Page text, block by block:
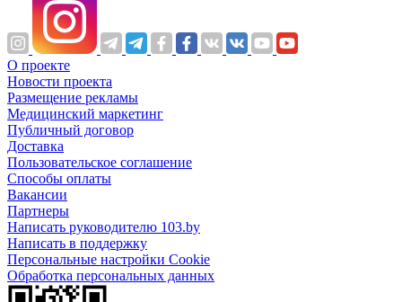
О проекте
Новости проекта
Размещение рекламы
Медицинский маркетинг
Публичный договор
Доставка
Пользовательское соглашение
Способы оплаты
Вакансии
Партнеры
Написать руководителю 103.by
Написать в поддержку
Персональные настройки Cookie
Обработка персональных данных